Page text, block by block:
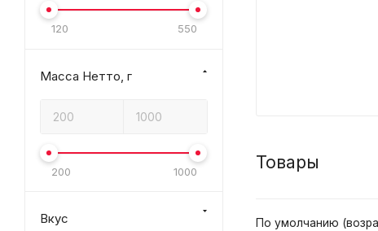
Товары
По умолчанию
120 550
Масса Нетто, г
200 1000
Вкус